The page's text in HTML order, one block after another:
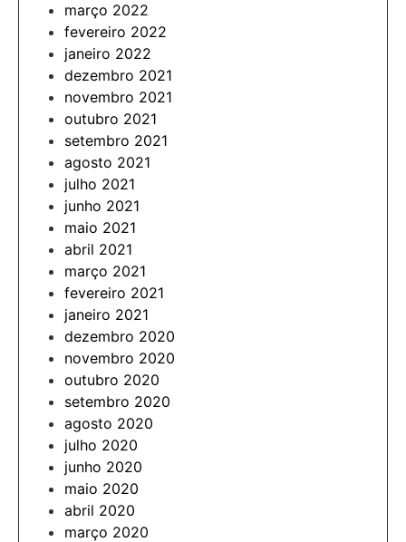
março 2022
fevereiro 2022
janeiro 2022
dezembro 2021
novembro 2021
outubro 2021
setembro 2021
agosto 2021
julho 2021
junho 2021
maio 2021
abril 2021
março 2021
fevereiro 2021
janeiro 2021
dezembro 2020
novembro 2020
outubro 2020
setembro 2020
agosto 2020
julho 2020
junho 2020
maio 2020
abril 2020
março 2020